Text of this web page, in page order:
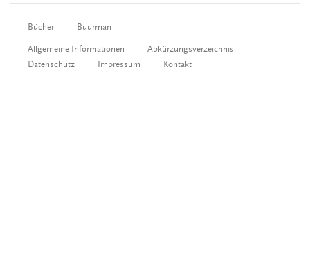
Bücher Buurman
Allgemeine Informationen
Abkürzungsverzeichnis
Datenschutz
Impressum Kontakt